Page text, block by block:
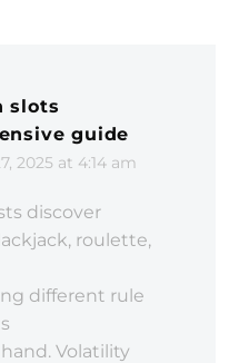
slots
guide
2025 at 4:14 am
discover
roulette,
different rule
Volatility